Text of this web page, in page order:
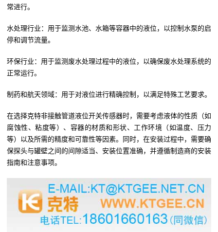
常进行。
水处理行业：用于监测水池、水箱等容器中的液位，以控制水泵的启
停和调节流量。
环保行业：用于监测废水处理过程中的液位，以确保废水处理系统的
正常运行。
制药和航天领域：用于对液位进行精确控制，以满足特殊工艺要求。
在选择克特非接触管道液位开关传感器时，需要考虑液体的性质（如
腐蚀性、粘度等）、容器的材质和形状、工作环境（如温度、压力
等）以及所需的精度和可靠性等因素。同时，在安装过程中，需要确
保探头与罐壁之间的间隙适当、安装位置准确，并遵循制造商的安装
指南和注意事项。